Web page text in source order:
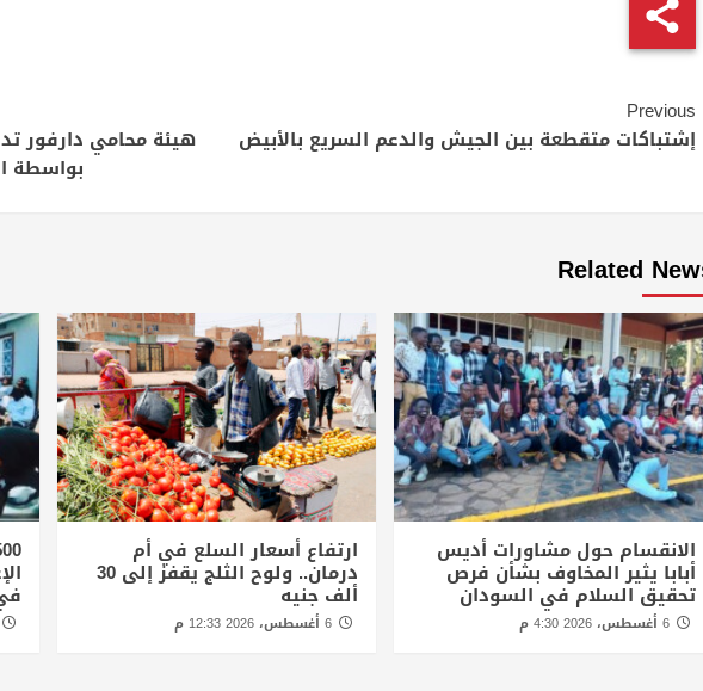
Continue
Reading
Previous
إشتباكات متقطعة بين الجيش والدعم السريع بالأبيض
هيئة محامي دارفور
بواسطة
Related
الانقسام حول مشاورات أديس
أبابا يثير المخاوف بشأن فرص
تحقيق السلام في السودان
6 أغسطس، 2026 4:30 م
ارتفاع أسعار السلع في أم
درمان.. ولوح الثلج يقفز إلى 30
ألف جنيه